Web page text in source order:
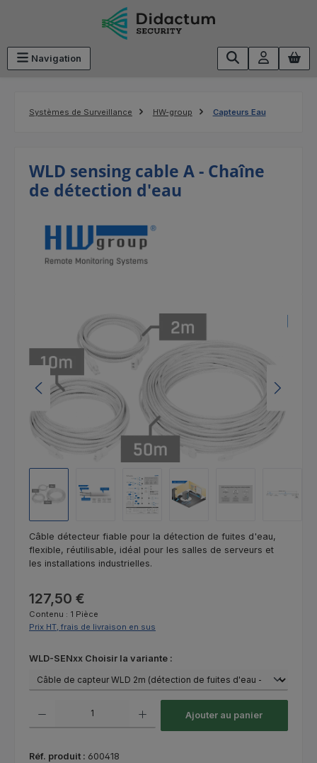
Passer au contenu principal
Navigation
Systèmes de Surveillance HW-group Capteurs Eau
WLD sensing cable A - Chaîne
de détection d'eau
Câble détecteur fiable pour la détection de fuites d'eau,
flexible, réutilisable, idéal pour les salles de serveurs et
les installations industrielles.
Prix régulier :
127,50 €
Contenu : 1 Pièce
Prix HT, frais de livraison en sus
Sélectionnez
WLD-SENxx Choisir la variante :
Ajouter au panier
Réf. produit : 600418